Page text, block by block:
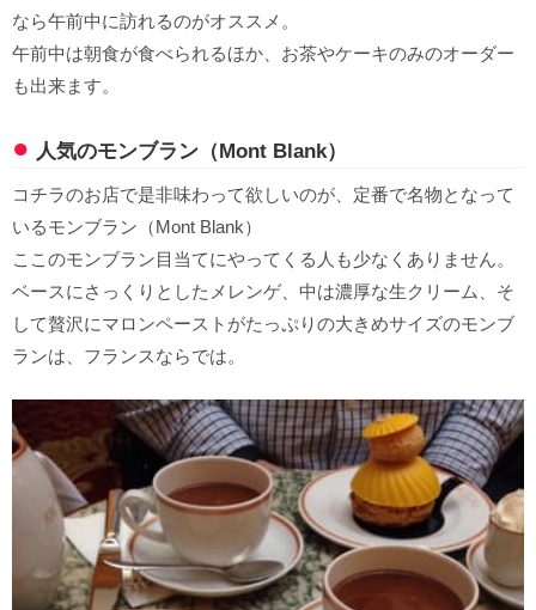
なら午前中に訪れるのがオススメ。
午前中は朝食が食べられるほか、お茶やケーキのみのオーダー
も出来ます。
人気のモンブラン（Mont Blank）
コチラのお店で是非味わって欲しいのが、定番で名物となって
いるモンブラン（Mont Blank）
ここのモンブラン目当てにやってくる人も少なくありません。
ベースにさっくりとしたメレンゲ、中は濃厚な生クリーム、そ
して贅沢にマロンペーストがたっぷりの大きめサイズのモンブ
ランは、フランスならでは。